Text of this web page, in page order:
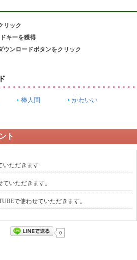
リック
キーを獲得
ウンロードボタンをクリック
棒人間
かわいい
ト
いただきます
いただきます。
で使わせていただきます。
0